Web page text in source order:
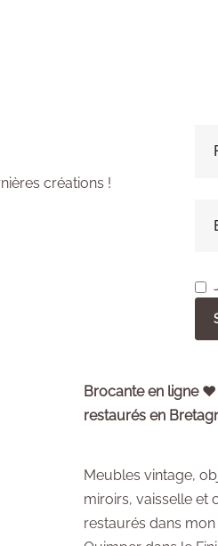
créations !
Brocante en ligne
restaurés en
Meubles vintage,
miroirs, vaisselle et
restaurés dans